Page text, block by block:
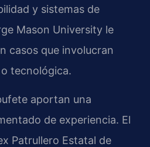
y sistemas de
Mason University le
casos que involucran
tecnológica.
aportan una
de experiencia. El
Patrullero Estatal de